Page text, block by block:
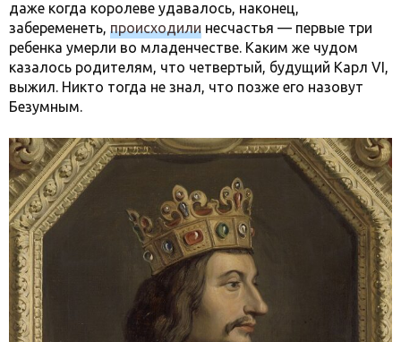
даже когда королеве удавалось, наконец,
забеременеть, происходили несчастья — первые три
ребенка умерли во младенчестве. Каким же чудом
казалось родителям, что четвертый, будущий Карл VI,
выжил. Никто тогда не знал, что позже его назовут
Безумным.